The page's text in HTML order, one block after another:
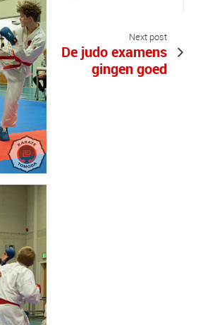
Next post
De judo examens
gingen goed